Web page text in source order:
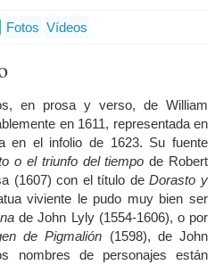
Fotos Vídeos
en prosa y verso, de William
en 1611, representada en
en el infolio de 1623. Su fuente
o el triunfo del tiempo de Robert
(1607) con el título deDorasto y
viviente le pudo muy bien ser
de John Lyly (1554-1606), o por
de Pigmalión (1598), de John
nombres de personajes están